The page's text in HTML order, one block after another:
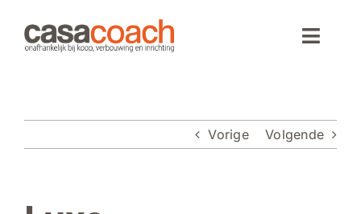
naar
inhoud
Toggle
Vorige Volgende
Bekijk